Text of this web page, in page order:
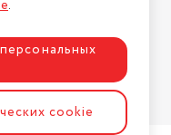
.
cookie